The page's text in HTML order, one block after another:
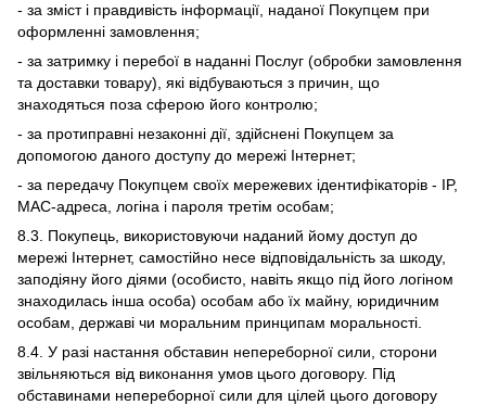
- за зміст і правдивість інформації, наданої Покупцем при
оформленні замовлення;
- за затримку і перебої в наданні Послуг (обробки замовлення
та доставки товару), які відбуваються з причин, що
знаходяться поза сферою його контролю;
- за протиправні незаконні дії, здійснені Покупцем за
допомогою даного доступу до мережі Інтернет;
- за передачу Покупцем своїх мережевих ідентифікаторів - IP,
MAC-адреса, логіна і пароля третім особам;
8.3. Покупець, використовуючи наданий йому доступ до
мережі Інтернет, самостійно несе відповідальність за шкоду,
заподіяну його діями (особисто, навіть якщо під його логіном
знаходилась інша особа) особам або їх майну, юридичним
особам, державі чи моральним принципам моральності.
8.4. У разі настання обставин непереборної сили, сторони
звільняються від виконання умов цього договору. Під
обставинами непереборної сили для цілей цього договору